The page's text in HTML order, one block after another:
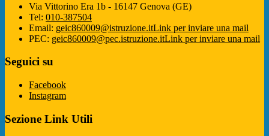
Via Vittorino Era 1b - 16147 Genova (GE)
Tel: 010-387504
Email: geic860009@istruzione.itLink per inviare una mail
PEC: geic860009@pec.istruzione.itLink per inviare una mail
Seguici su
Facebook
Instagram
Sezione Link Utili